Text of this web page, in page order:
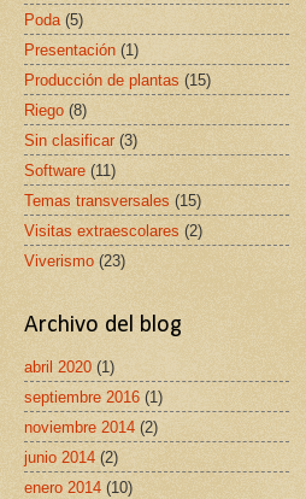
Poda (5)
Presentación (1)
Producción de plantas (15)
Riego (8)
Sin clasificar (3)
Software (11)
Temas transversales (15)
Visitas extraescolares (2)
Viverismo (23)
Archivo del blog
abril 2020 (1)
septiembre 2016 (1)
noviembre 2014 (2)
junio 2014 (2)
enero 2014 (10)